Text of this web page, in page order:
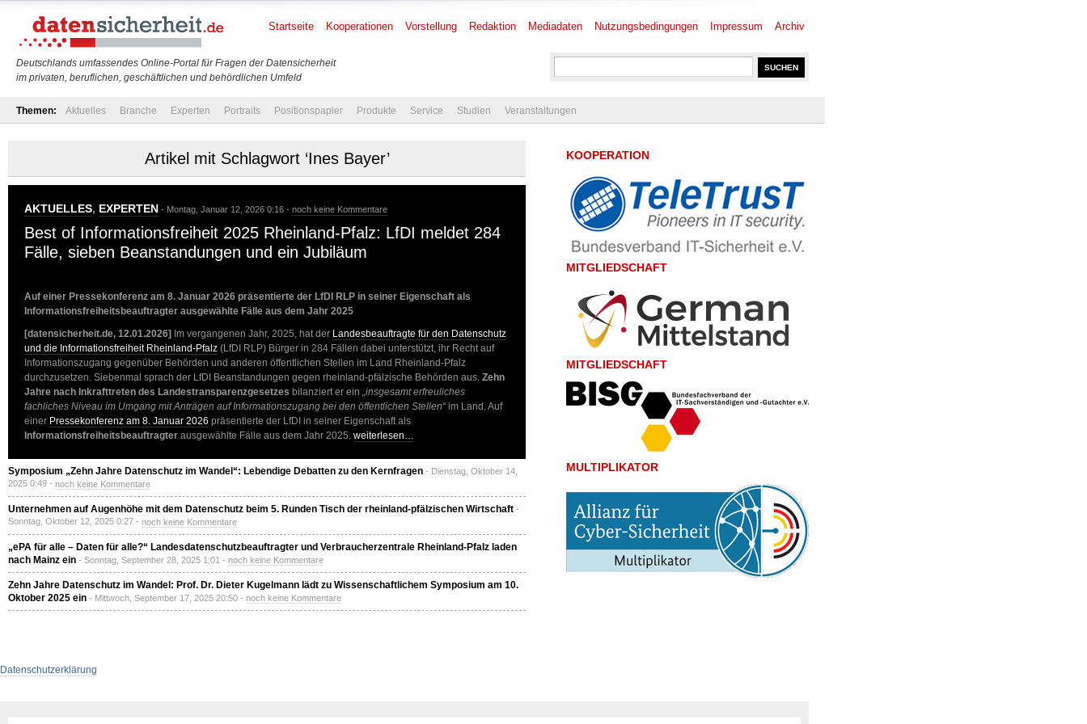
Deutschlands umfassendes Online-Portal für Fragen der Datensicherheit
im privaten, beruflichen, geschäftlichen und behördlichen Umfeld
Startseite Kooperationen Vorstellung Redaktion Mediadaten Nutzungsbedingungen Impressum Archiv
Themen: Aktuelles Branche Experten Portraits Positionspapier Produkte Service Studien Veranstaltungen
Artikel mit Schlagwort ‘Ines Bayer’
AKTUELLES, EXPERTEN - Montag, Januar 12, 2026 0:16 - noch keine Kommentare
Best of Informationsfreiheit 2025 Rheinland-Pfalz: LfDI meldet 284
Fälle, sieben Beanstandungen und ein Jubiläum
Auf einer Pressekonferenz am 8. Januar 2026 präsentierte der LfDI RLP in seiner Eigenschaft als
Informationsfreiheitsbeauftragter ausgewählte Fälle aus dem Jahr 2025
[datensicherheit.de, 12.01.2026] Im vergangenen Jahr, 2025, hat der Landesbeauftragte für den Datenschutz
und die Informationsfreiheit Rheinland-Pfalz (LfDI RLP) Bürger in 284 Fällen dabei unterstützt, ihr Recht auf
Informationszugang gegenüber Behörden und anderen öffentlichen Stellen im Land Rheinland-Pfalz
durchzusetzen. Siebenmal sprach der LfDI Beanstandungen gegen rheinland-pfälzische Behörden aus. Zehn
Jahre nach Inkrafttreten des Landestransparenzgesetzes bilanziert er ein „insgesamt erfreuliches
fachliches Niveau im Umgang mit Anträgen auf Informationszugang bei den öffentlichen Stellen“im Land. Auf
einer Pressekonferenz am 8. Januar 2026 präsentierte der LfDI in seiner Eigenschaft als
Informationsfreiheitsbeauftragter ausgewählte Fälle aus dem Jahr 2025. weiterlesen…
Symposium „Zehn Jahre Datenschutz im Wandel“: Lebendige Debatten zu den Kernfragen - Dienstag, Oktober 14,
2025 0:49 - noch keine Kommentare
Unternehmen auf Augenhöhe mit dem Datenschutz beim 5. Runden Tisch der rheinland-pfälzischen Wirtschaft -
Sonntag, Oktober 12, 2025 0:27 - noch keine Kommentare
„ePA für alle – Daten für alle?“ Landesdatenschutzbeauftragter und Verbraucherzentrale Rheinland-Pfalz laden
nach Mainz ein - Sonntag, September 28, 2025 1:01 - noch keine Kommentare
Zehn Jahre Datenschutz im Wandel: Prof. Dr. Dieter Kugelmann lädt zu Wissenschaftlichem Symposium am 10.
Oktober 2025 ein - Mittwoch, September 17, 2025 20:50 - noch keine Kommentare
KOOPERATION
MITGLIEDSCHAFT
MITGLIEDSCHAFT
MULTIPLIKATOR
Datenschutzerklärung